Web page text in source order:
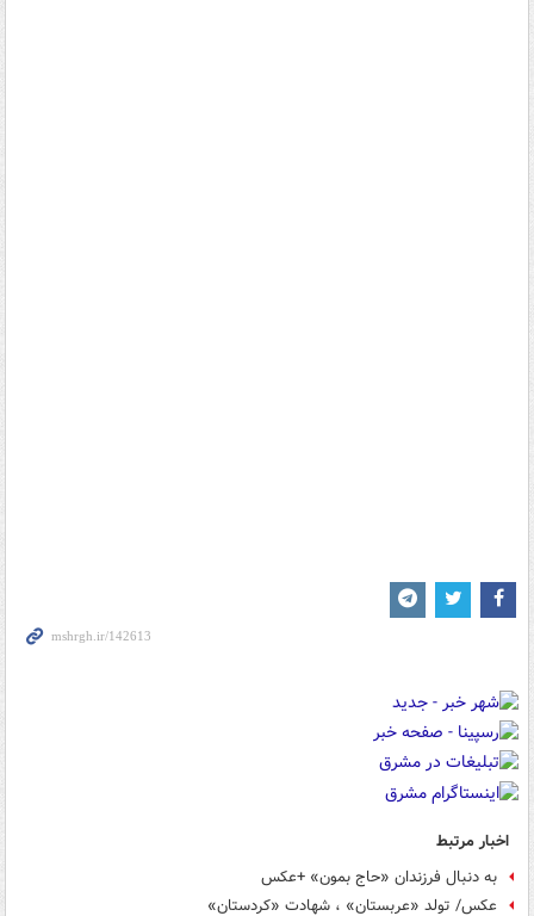
اخبار مرتبط
به دنبال فرزندان «حاج بمون» +عکس
عکس/ تولد «عربستان» ، شهادت «کردستان»